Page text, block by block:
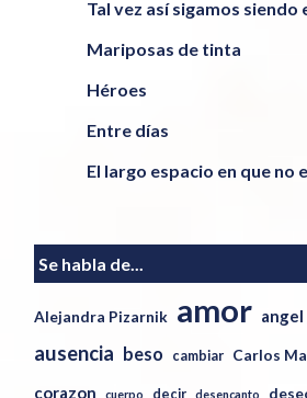
Tal vez así sigamos siendo
Mariposas de tinta
Héroes
Entre días
El largo espacio en que no
Se habla de...
Alejandra Pizarnik amor
ausencia beso cambiar Carlos
corazon cuerpo decir desencanto